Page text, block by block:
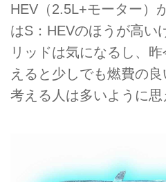
HEV（2.5L+モーター）
はS：HEVのほうが高い
リッドは気になるし、
えると少しでも燃費の
考える人は多いように思